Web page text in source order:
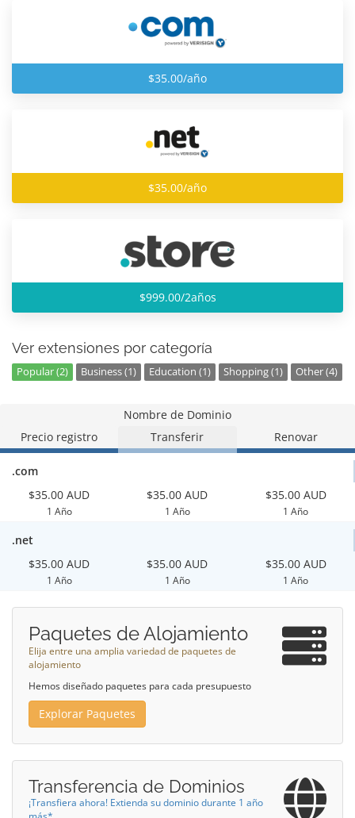
$35.00/año
$35.00/año
$999.00/2años
Ver extensiones por categoría
Popular (2) Business (1) Education (1) Shopping (1) Other (4)
Nombre de Dominio
Precio registro
Transferir Renovar
.com
$35.00 AUD
1 Año
$35.00 AUD
1 Año
$35.00 AUD
1 Año
.net
$35.00 AUD
1 Año
$35.00 AUD
1 Año
$35.00 AUD
1 Año
Paquetes de Alojamiento
Elija entre una amplia variedad de paquetes de
alojamiento
Hemos diseñado paquetes para cada presupuesto
Explorar Paquetes
Transferencia de Dominios
¡Transfiera ahora! Extienda su dominio durante 1 año